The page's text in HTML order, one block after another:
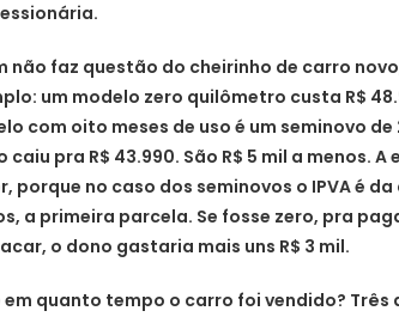
não faz questão do cheirinho de carro
um modelo zero quilômetro custa R$
com oito meses de uso é um seminovo de
caiu pra R$ 43.990. São R$ 5 mil a menos.
porque no caso dos seminovos o IPVA é
a primeira parcela. Se fosse zero, pra
o dono gastaria mais uns R$ 3 mil.
em quanto tempo o carro foi vendido? Três